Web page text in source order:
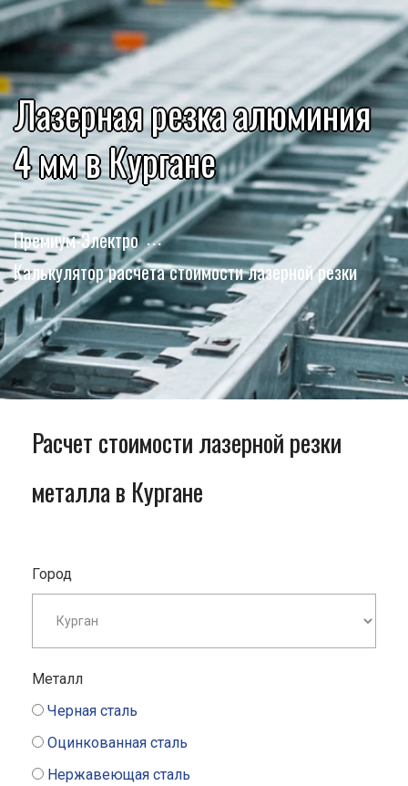
Лазерная резка алюминия
4 мм в Кургане
Премиум-Электро
Калькулятор расчета стоимости лазерной резки
Расчет стоимости лазерной резки
металла в Кургане
Город
Металл
Черная сталь
Оцинкованная сталь
Нержавеющая сталь